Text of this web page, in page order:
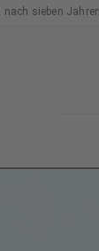
sieben